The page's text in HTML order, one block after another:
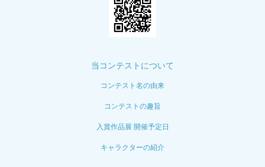
当コンテストについて
コンテスト名の由来
コンテストの趣旨
入賞作品展 開催予定日
キャラクターの紹介